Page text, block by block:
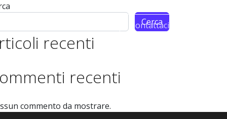
Contattaci
Cerca
recenti
recenti
commento da mostrare.